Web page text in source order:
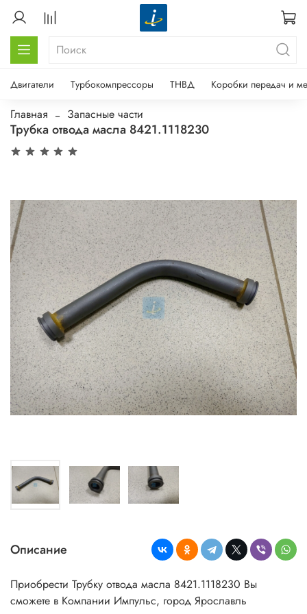
Двигатели Турбокомпрессоры ТНВД Коробки передач и
Главная Запасные части
Трубка отвода масла 8421.1118230
Описание
Приобрести Трубку отвода масла 8421.1118230 Вы
сможете в Компании Импульс, город Ярославль